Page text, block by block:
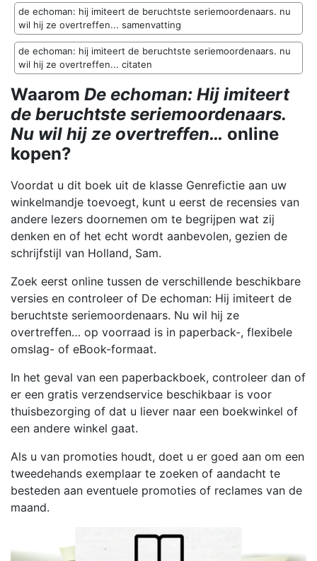
de echoman: hij imiteert de beruchtste seriemoordenaars. nu
wil hij ze overtreffen... samenvatting
de echoman: hij imiteert de beruchtste seriemoordenaars. nu
wil hij ze overtreffen... citaten
Waarom De echoman: Hij imiteert
de beruchtste seriemoordenaars.
Nu wil hij ze overtreffen… online
kopen?
Voordat u dit boek uit de klasse Genrefictie aan uw
winkelmandje toevoegt, kunt u eerst de recensies van
andere lezers doornemen om te begrijpen wat zij
denken en of het echt wordt aanbevolen, gezien de
schrijfstijl van Holland, Sam.
Zoek eerst online tussen de verschillende beschikbare
versies en controleer of De echoman: Hij imiteert de
beruchtste seriemoordenaars. Nu wil hij ze
overtreffen… op voorraad is in paperback-, flexibele
omslag- of eBook-formaat.
In het geval van een paperbackboek, controleer dan of
er een gratis verzendservice beschikbaar is voor
thuisbezorging of dat u liever naar een boekwinkel of
een andere winkel gaat.
Als u van promoties houdt, doet u er goed aan om een
tweedehands exemplaar te zoeken of aandacht te
besteden aan eventuele promoties of reclames van de
maand.